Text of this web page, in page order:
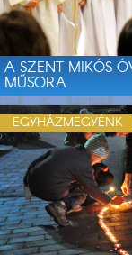
A SZENT MIKÓS
MŰSORA
EGYHÁZMEGYÉNK